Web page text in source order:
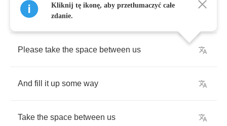
So now sometimes
Please take the space between us
And fill it up some way
Take the space between us
Kliknij tę ikonę, aby przetłumaczyć całe
zdanie.